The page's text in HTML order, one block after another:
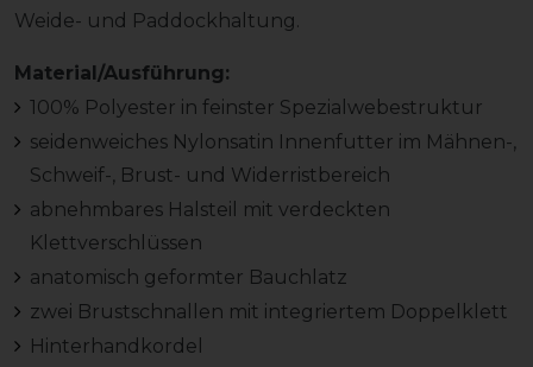
Weide- und Paddockhaltung.
Material/Ausführung:
100% Polyester in feinster Spezialwebestruktur
seidenweiches Nylonsatin Innenfutter im Mähnen-,
Schweif-, Brust- und Widerristbereich
abnehmbares Halsteil mit verdeckten
Klettverschlüssen
anatomisch geformter Bauchlatz
zwei Brustschnallen mit integriertem Doppelklett
Hinterhandkordel